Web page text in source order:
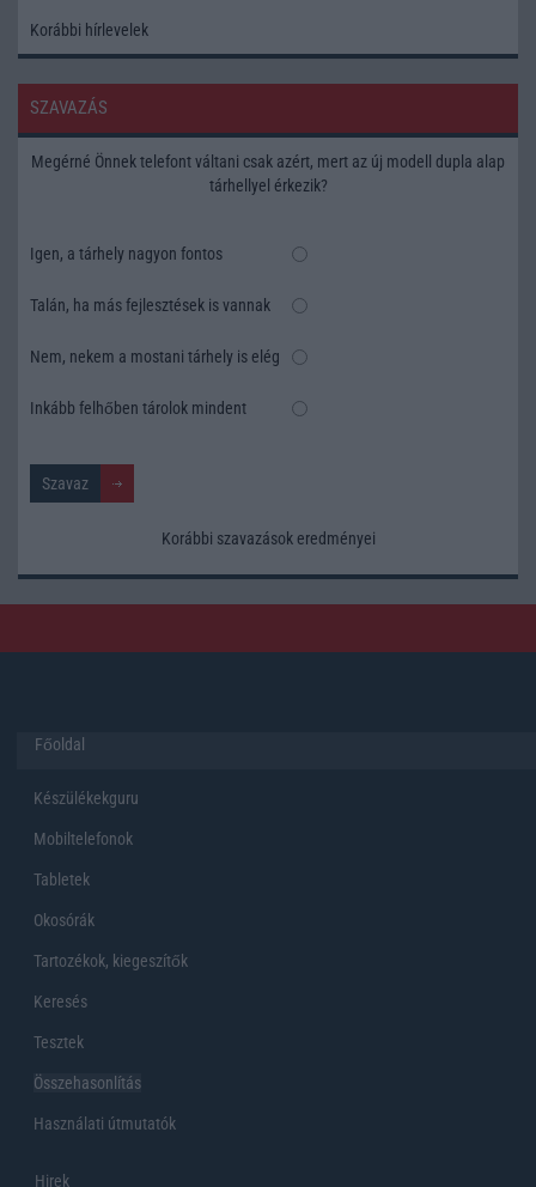
Korábbi hírlevelek
SZAVAZÁS
Megérné Önnek telefont váltani csak azért, mert az új modell dupla alap
tárhellyel érkezik?
Igen, a tárhely nagyon fontos
Talán, ha más fejlesztések is vannak
Nem, nekem a mostani tárhely is elég
Inkább felhőben tárolok mindent
Korábbi szavazások eredményei
Főoldal
Készülékekguru
Mobiltelefonok
Tabletek
Okosórák
Tartozékok, kiegeszítők
Keresés
Tesztek
Összehasonlítás
Használati útmutatók
Hirek